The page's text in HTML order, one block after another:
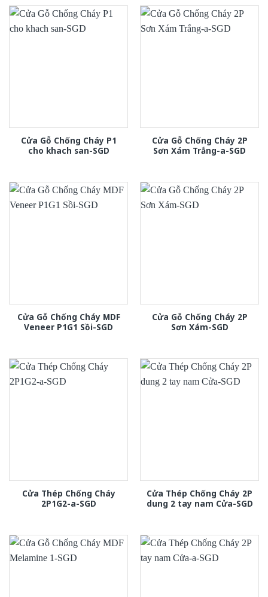
Cửa Gỗ Chống Cháy P1
cho khach san-SGD
Cửa Gỗ Chống Cháy 2P
Sơn Xám Trắng-a-SGD
Cửa Gỗ Chống Cháy MDF
Veneer P1G1 Sồi-SGD
Cửa Gỗ Chống Cháy 2P
Sơn Xám-SGD
Cửa Thép Chống Cháy
2P1G2-a-SGD
Cửa Thép Chống Cháy 2P
dung 2 tay nam Cửa-SGD